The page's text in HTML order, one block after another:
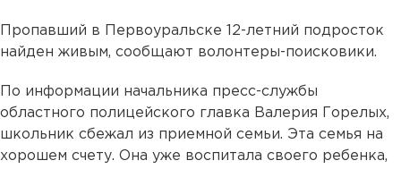
Пропавший в Первоуральске 12-летний подросток
найден живым, сообщают волонтеры-поисковики.
По информации начальника пресс-службы
областного полицейского главка Валерия Горелых,
школьник сбежал из приемной семьи. Эта семья на
хорошем счету. Она уже воспитала своего ребенка,